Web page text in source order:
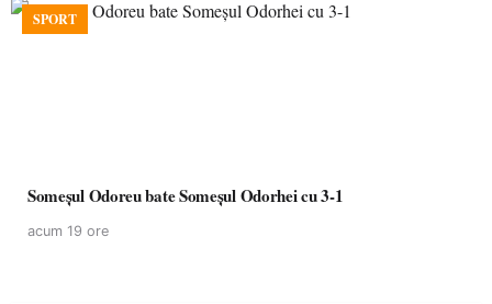
SPORT
Someșul Odoreu bate Someșul Odorhei cu 3-1
acum 19 ore